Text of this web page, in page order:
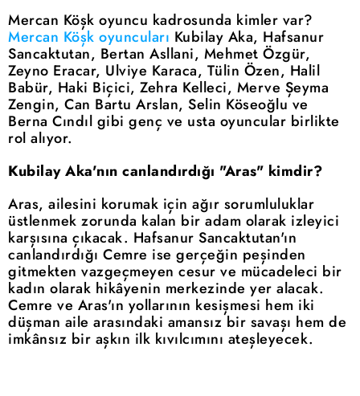
Mercan Köşk oyuncu kadrosunda kimler var?
Mercan Köşk oyuncuları Kubilay Aka, Hafsanur
Sancaktutan, Bertan Asllani, Mehmet Özgür,
Zeyno Eracar, Ulviye Karaca, Tülin Özen, Halil
Babür, Haki Biçici, Zehra Kelleci, Merve Şeyma
Zengin, Can Bartu Arslan, Selin Köseoğlu ve
Berna Cındıl gibi genç ve usta oyuncular birlikte
rol alıyor.
Kubilay Aka'nın canlandırdığı "Aras" kimdir?
Aras, ailesini korumak için ağır sorumluluklar
üstlenmek zorunda kalan bir adam olarak izleyici
karşısına çıkacak. Hafsanur Sancaktutan'ın
canlandırdığı Cemre ise gerçeğin peşinden
gitmekten vazgeçmeyen cesur ve mücadeleci bir
kadın olarak hikâyenin merkezinde yer alacak.
Cemre ve Aras'ın yollarının kesişmesi hem iki
düşman aile arasındaki amansız bir savaşı hem de
imkânsız bir aşkın ilk kıvılcımını ateşleyecek.